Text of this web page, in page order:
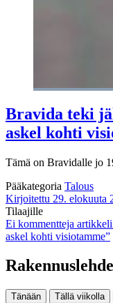
Bravida teki
askel kohti
Tämä on Bravidalle jo
Pääkategoria Talous
Kirjoitettu 29. elokuuta
Tilaajille
Ei kommentteja
askel kohti visiotamme”
Tänään Tällä viikolla